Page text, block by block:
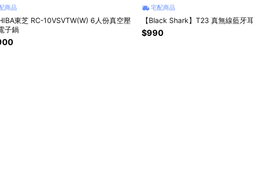
商品
東芝 RC-10VSVTW(W) 6人份真空壓
子鍋
宅配商品
【Black Shark】T23 真無線藍牙
$990